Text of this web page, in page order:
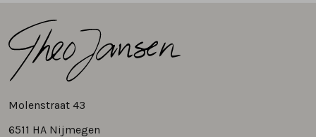
Molenstraat 43
6511 HA Nijmegen